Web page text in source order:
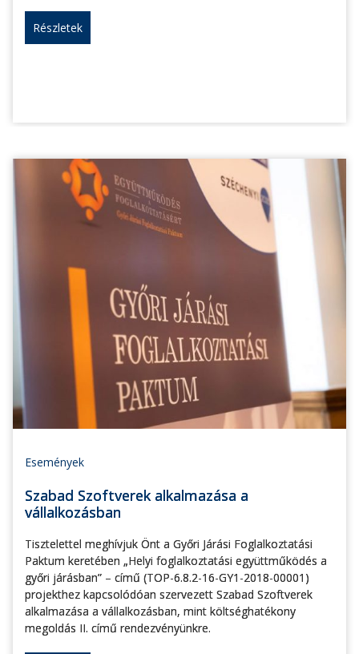
Részletek
Események
Szabad Szoftverek alkalmazása a
vállalkozásban
Tisztelettel meghívjuk Önt a Győri Járási Foglalkoztatási
Paktum keretében „Helyi foglalkoztatási együttműködés a
győri járásban” – című (TOP-6.8.2-16-GY1-2018-00001)
projekthez kapcsolódóan szervezett Szabad Szoftverek
alkalmazása a vállalkozásban, mint költséghatékony
megoldás II. című rendezvényünkre.